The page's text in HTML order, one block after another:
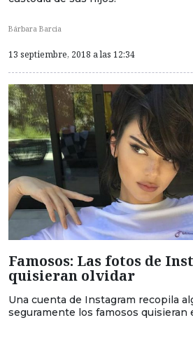
Bárbara Barcia
13 septiembre, 2018 a las 12:34
Famosos: Las fotos de
quisieran olvidar
Una cuenta de Instagram recopila
seguramente los famosos quisieran